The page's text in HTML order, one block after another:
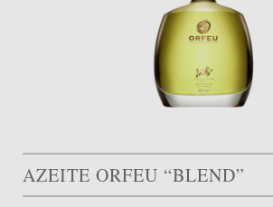
AZEITE ORFEU “BLEND”